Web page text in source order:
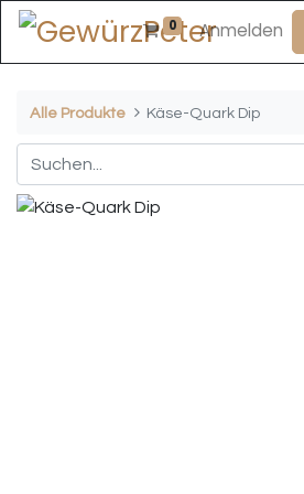
0 Anmelden
Alle Produkte Käse-Quark Dip